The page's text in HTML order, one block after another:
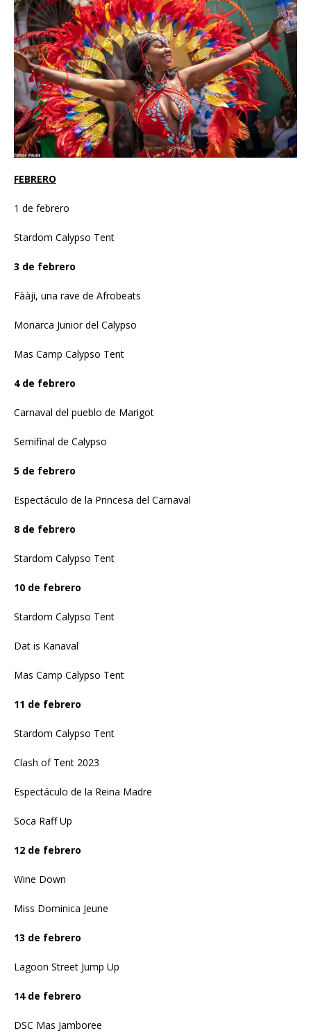
FEBRERO
1 de febrero
Stardom Calypso Tent
3 de febrero
Fààji, una rave de Afrobeats
Monarca Junior del Calypso
Mas Camp Calypso Tent
4 de febrero
Carnaval del pueblo de Marigot
Semifinal de Calypso
5 de febrero
Espectáculo de la Princesa del Carnaval
8 de febrero
Stardom Calypso Tent
10 de febrero
Stardom Calypso Tent
Dat is Kanaval
Mas Camp Calypso Tent
11 de febrero
Stardom Calypso Tent
Clash of Tent 2023
Espectáculo de la Reina Madre
Soca Raff Up
12 de febrero
Wine Down
Miss Dominica Jeune
13 de febrero
Lagoon Street Jump Up
14 de febrero
DSC Mas Jamboree